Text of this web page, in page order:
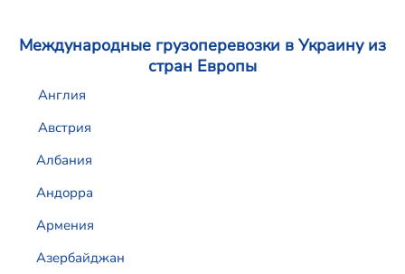
Международные грузоперевозки в Украину из
стран Европы
Англия
Австрия
Албания
Андорра
Армения
Азербайджан